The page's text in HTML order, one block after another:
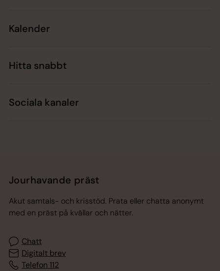
Kalender
Hitta snabbt
Sociala kanaler
Jourhavande präst
Akut samtals- och krisstöd. Prata eller chatta anonymt
med en präst på kvällar och nätter.
Chatt
Digitalt brev
Telefon 112